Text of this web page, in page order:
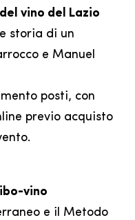
vino del Lazio
storia di un
e Manuel
posti, con
previo acquisto
vino
e il Metodo